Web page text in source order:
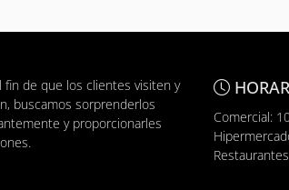
fin de que los clientes visiten y
buscamos sorprenderlos
y proporcionarles
Comercial: